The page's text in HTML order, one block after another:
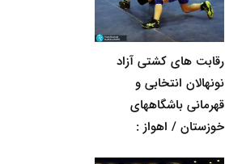
رقابت های کشتی آزاد
نونهالان انتخابی و
قهرمانی باشگاههای
خوزستان / اهواز :